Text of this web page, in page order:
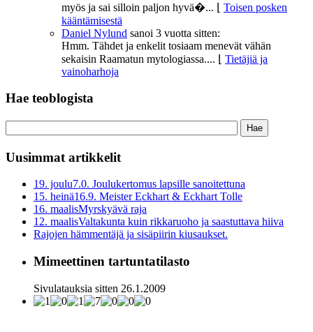
myös ja sai silloin paljon hyvä�...
Toisen posken
kääntämisestä
Daniel Nylund sanoi 3 vuotta sitten:
Hmm. Tähdet ja enkelit tosiaam menevät vähän
sekaisin Raamatun mytologiassa....
Tietäjiä ja
vainoharhoja
Hae teoblogista
Uusimmat artikkelit
19. joulu7.0. Joulukertomus lapsille sanoitettuna
15. heinä16.9. Meister Eckhart & Eckhart Tolle
16. maalisMyrskyävä raja
12. maalisValtakunta kuin rikkaruoho ja saastuttava hiiva
Rajojen hämmentäjä ja sisäpiirin kiusaukset.
Mimeettinen tartuntatilasto
Sivulatauksia sitten 26.1.2009